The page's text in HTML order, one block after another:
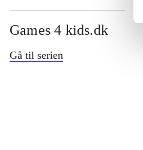
Games 4 kids.dk
Gå til serien